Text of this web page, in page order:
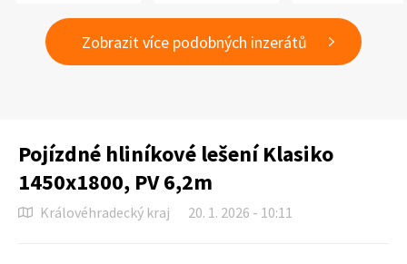
Zobrazit více podobných inzerátů
Pojízdné hliníkové lešení Klasiko
1450x1800, PV 6,2m
Královéhradecký kraj 20. 1. 2026 - 10:11